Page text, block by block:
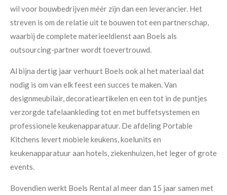
wil voor bouwbedrijven méér zijn dan een leverancier. Het
streven is om de relatie uit te bouwen tot een partnerschap,
waarbij de complete materieeldienst aan Boels als
outsourcing-partner wordt toevertrouwd.
Al bijna dertig jaar verhuurt Boels ook al het materiaal dat
nodig is om van elk feest een succes te maken. Van
designmeubilair, decoratieartikelen en een tot in de puntjes
verzorgde tafelaankleding tot en met buffetsystemen en
professionele keukenapparatuur. De afdeling Portable
Kitchens levert mobiele keukens, koelunits en
keukenapparatuur aan hotels, ziekenhuizen, het leger of grote
events.
Bovendien werkt Boels Rental al meer dan 15 jaar samen met